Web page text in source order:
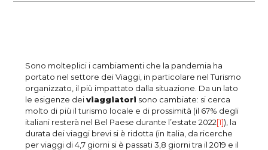
Sono molteplici i cambiamenti che la pandemia ha
portato nel settore dei Viaggi, in particolare nel Turismo
organizzato, il più impattato dalla situazione. Da un lato
le esigenze deiviaggiatori sono cambiate: si cerca
molto di più il turismo locale e di prossimità (il 67% degli
italiani resterà nel Bel Paese durante l’estate 2022[1]), la
durata dei viaggi brevi si è ridotta (in Italia, da ricerche
per viaggi di 4,7 giorni si è passati 3,8 giorni tra il 2019 e il